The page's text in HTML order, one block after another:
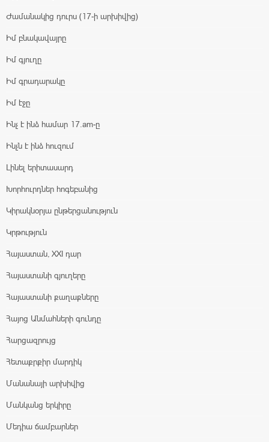
Ժամանակից դուրս (17-ի արխիվից)
Իմ բնակավայրը
Իմ գյուղը
Իմ գրադարակը
Իմ էջը
Ինչ է ինձ համար 17.am-ը
Ինչն է ինձ հուզում
Լինել երիտասարդ
Խորհուրդներ հոգեբանից
Կիրակնօրյա ընթերցանություն
Կրթություն
Հայաստան, XXI դար
Հայաստանի գյուղերը
Հայաստանի քաղաքները
Հայոց Անմահների գունդը
Հարցազրույց
Հետաքրքիր մարդիկ
Մանանայի արխիվից
Մանկանց երկիրը
Մեդիա ճամբարներ